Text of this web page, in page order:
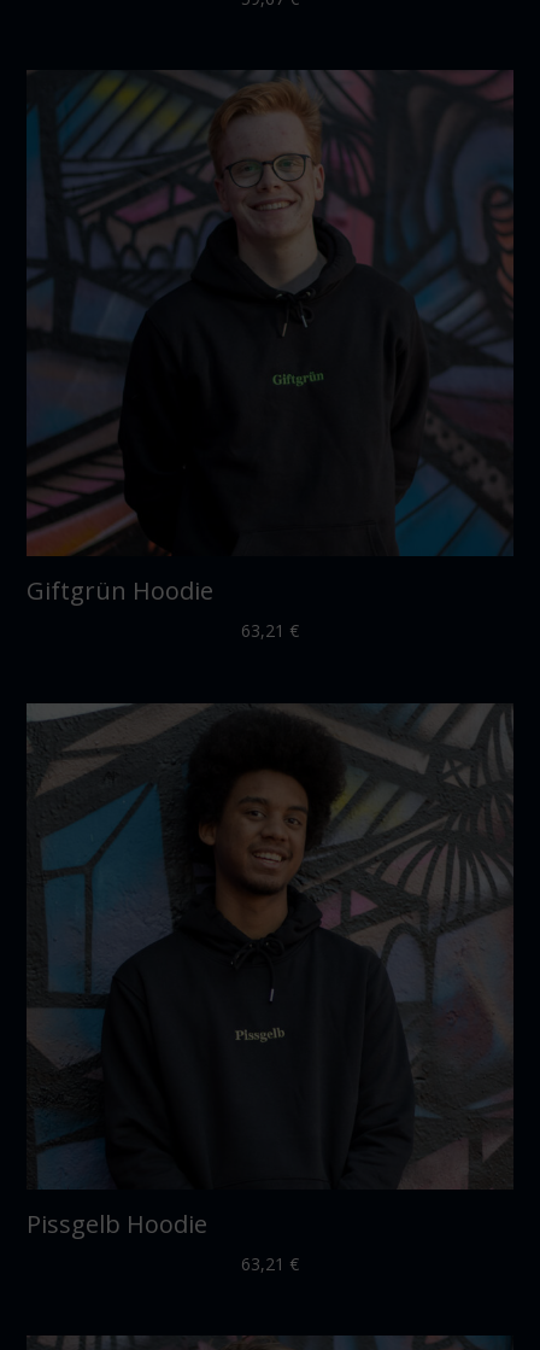
Giftgrün Hoodie
63,21 €
Pissgelb Hoodie
63,21 €